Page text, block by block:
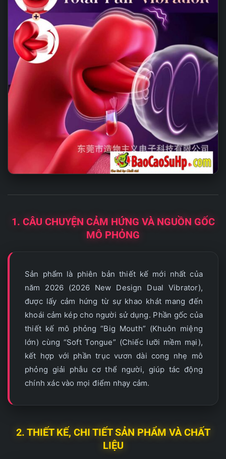
1. CÂU CHUYỆN CẢM HỨNG VÀ NGUỒN GỐC
MÔ PHỎNG
Sản phẩm là phiên bản thiết kế mới nhất của
năm 2026 (2026 New Design Dual Vibrator),
được lấy cảm hứng từ sự khao khát mang đến
khoái cảm kép cho người sử dụng. Phần gốc của
thiết kế mô phỏng “Big Mouth” (Khuôn miệng
lớn) cùng “Soft Tongue” (Chiếc lưỡi mềm mại),
kết hợp với phần trục vươn dài cong nhẹ mô
phỏng giải phẫu cơ thể người, giúp tác động
chính xác vào mọi điểm nhạy cảm.
2. THIẾT KẾ, CHI TIẾT SẢN PHẨM VÀ CHẤT
LIỆU